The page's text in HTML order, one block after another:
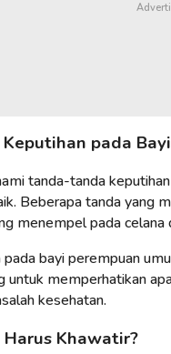
pada
tanda-tanda
Beberapa tanda yang
menempel pada
bayi perempuan
untuk memperhatikan
kesehatan.
Harus Khawatir?